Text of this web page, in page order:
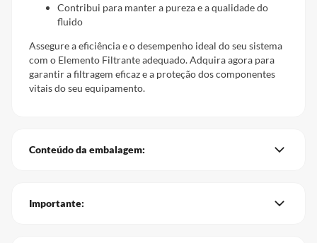
Contribui para manter a pureza e a qualidade do
fluido
Assegure a eficiência e o desempenho ideal do seu sistema
com o Elemento Filtrante adequado. Adquira agora para
garantir a filtragem eficaz e a proteção dos componentes
vitais do seu equipamento.
Conteúdo da embalagem:
Importante: